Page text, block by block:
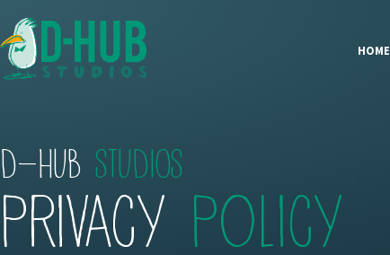
HOME
D-HUB STUDIOS
Privacy Policy